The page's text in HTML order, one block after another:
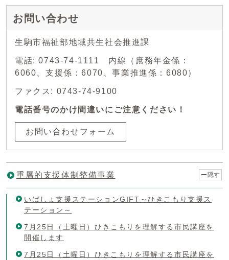
お問い合わせ
生駒市福祉部地域共生社会推進課
電話: 0743-74-1111 内線（庶務年金係：
6060、支援係：6070、事業推進係：6080）
ファクス: 0743-74-9100
電話番号のかけ間違いにご注意ください！
お問い合わせフォーム
重層的支援体制整備事業 隠す
いばしょ支援ステーションGIFT～ひきこもり支援ス
テーション～
7月25日（土曜日）ひきこもりを理解する市民講座を
開催します
7月25日（土曜日）ひきこもりを理解する市民講座を